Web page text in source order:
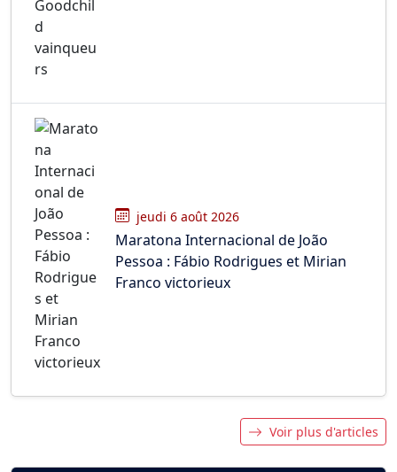
jeudi 6 août 2026
Maratona Internacional de João
Pessoa : Fábio Rodrigues et Mirian
Franco victorieux
Voir plus d'articles